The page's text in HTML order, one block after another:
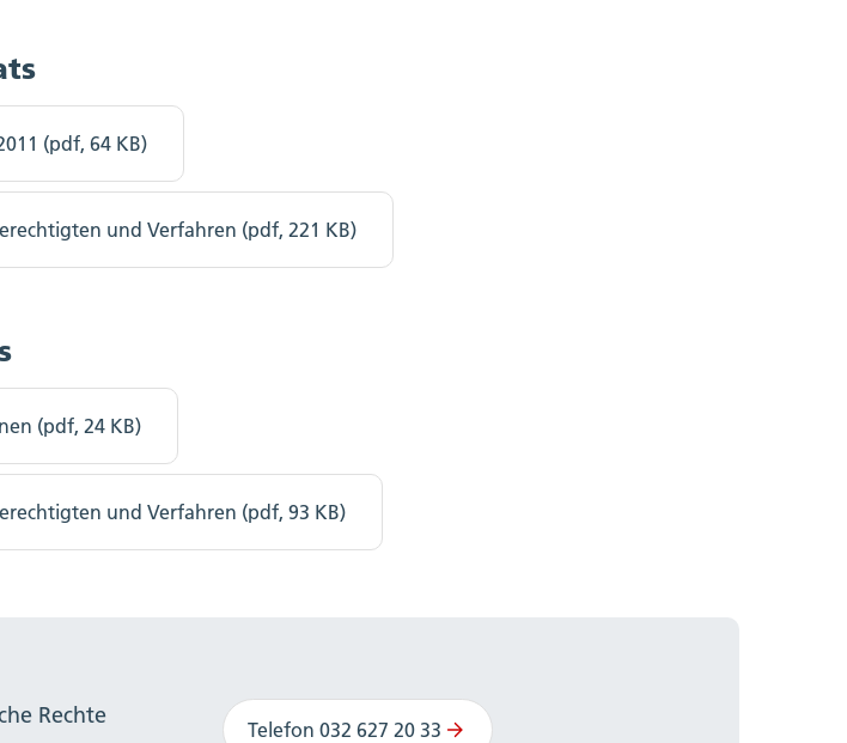
(pdf, 64 KB)
und Verfahren (pdf, 221 KB)
(pdf, 24 KB)
und Verfahren (pdf, 93 KB)
Rechte
Telefon 032 627 20 33